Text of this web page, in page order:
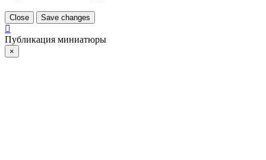
Close Save changes
Публикация миниатюры
×